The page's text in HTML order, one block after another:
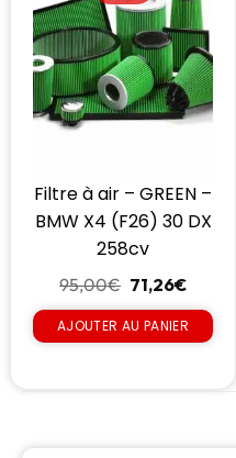
Filtre à air – GREEN –
BMW X4 (F26) 30 DX
258cv
95,00€ 71,26€
AJOUTER AU PANIER